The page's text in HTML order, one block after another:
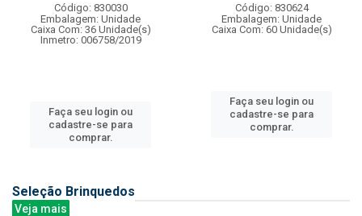
Código: 830030
Embalagem: Unidade
Caixa Com: 36 Unidade(s)
Inmetro: 006758/2019
Faça seu login ou
cadastre-se para
comprar.
Código: 830624
Embalagem: Unidade
Caixa Com: 60 Unidade(s)
Faça seu login ou
cadastre-se para
comprar.
Seleção Brinquedos
Veja mais